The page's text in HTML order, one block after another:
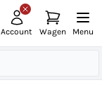
Account Wagen Menu